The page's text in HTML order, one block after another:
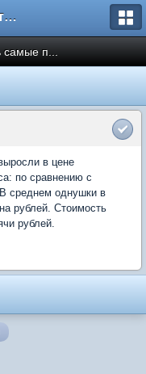
Форум Новостройки
самые п...
в цене
по сравнению с
среднем однушки в
рублей. Стоимость
рублей.